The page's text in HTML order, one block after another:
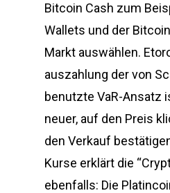
Bitcoin Cash zum
Wallets und der
Markt auswählen.
auszahlung der von
benutzte VaR-Ansatz
neuer, auf den Preis
den Verkauf
Kurse erklärt die
ebenfalls: Die